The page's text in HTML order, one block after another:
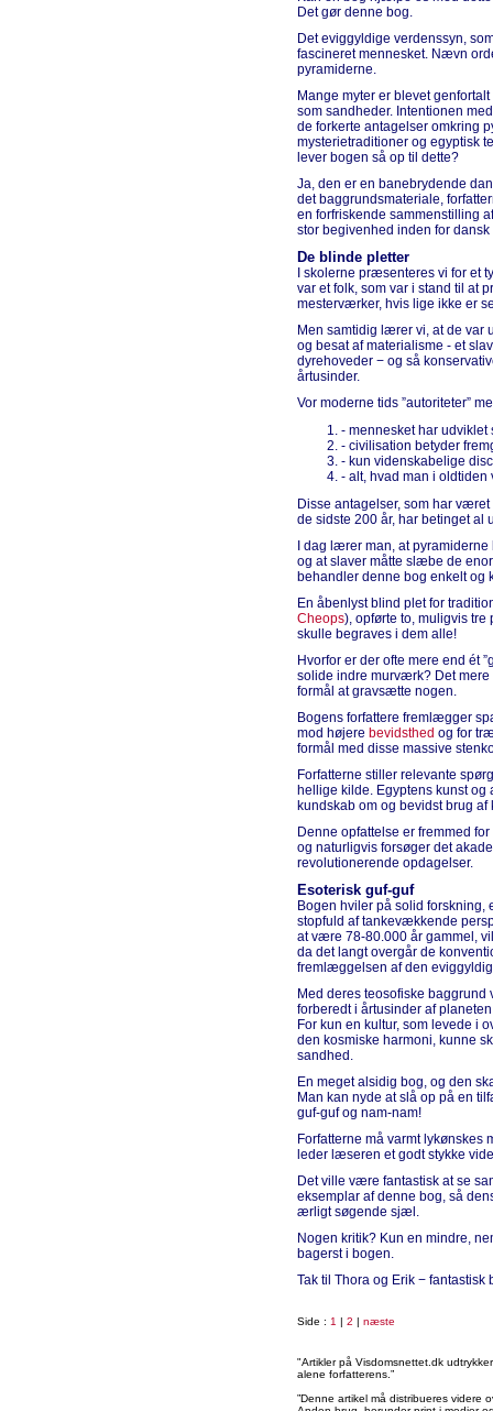
Det gør denne bog.
Det eviggyldige verdenssyn,
fascineret mennesket. Nævn
pyramiderne.
Mange myter er blevet
som sandheder. Intentionen
de forkerte antagelser omkring
mysterietraditioner og egyptisk
lever bogen så op til dette?
Ja, den er en banebrydende
det baggrundsmateriale,
en forfriskende sammenstilling
stor begivenhed inden for
De blinde pletter
I skolerne præsenteres vi for et
var et folk, som var i stand til at
mesterværker, hvis lige ikke er
Men samtidig lærer vi, at de var
og besat af materialisme - et
dyrehoveder − og så
årtusinder.
Vor moderne tids ”autoriteter”
- mennesket har udviklet
- civilisation betyder
- kun videnskabelige
- alt, hvad man i oldtiden
Disse antagelser, som har
de sidste 200 år, har betinget al
I dag lærer man, at
og at slaver måtte slæbe de
behandler denne bog enkelt og
En åbenlyst blind plet for
Cheops), opførte to, muligvis tre
skulle begraves i dem alle!
Hvorfor er der ofte mere end ét
solide indre murværk? Det mere
formål at gravsætte nogen.
Bogens forfattere fremlægger
mod højere bevidsthed og for
formål med disse massive
Forfatterne stiller relevante
hellige kilde. Egyptens kunst
kundskab om og bevidst brug
Denne opfattelse er fremmed
og naturligvis forsøger det
revolutionerende opdagelser.
Esoterisk guf-guf
Bogen hviler på solid forskning,
stopfuld af tankevækkende
at være 78-80.000 år gammel,
da det langt overgår de
fremlæggelsen af den
Med deres teosofiske baggrund
forberedt i årtusinder af
For kun en kultur, som levede i
den kosmiske harmoni, kunne
sandhed.
En meget alsidig bog, og den
Man kan nyde at slå op på en
guf-guf og nam-nam!
Forfatterne må varmt
leder læseren et godt stykke
Det ville være fantastisk at se
eksemplar af denne bog, så
ærligt søgende sjæl.
Nogen kritik? Kun en mindre,
bagerst i bogen.
Tak til Thora og Erik − fantastisk
Side : 1 | 2 | næste
"Artikler på Visdomsnettet.dk
alene forfatterens.”
”Denne artikel må distribueres videre